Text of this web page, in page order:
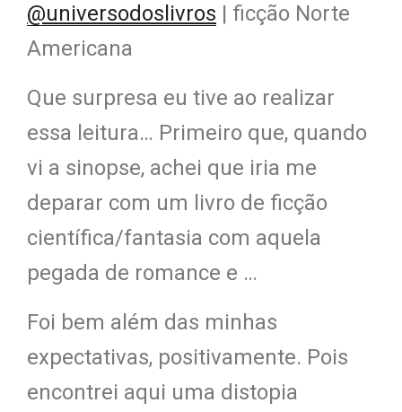
@universodoslivros | ficção Norte
Americana
Que surpresa eu tive ao realizar
essa leitura… Primeiro que, quando
vi a sinopse, achei que iria me
deparar com um livro de ficção
científica/fantasia com aquela
pegada de romance e …
Foi bem além das minhas
expectativas, positivamente. Pois
encontrei aqui uma distopia